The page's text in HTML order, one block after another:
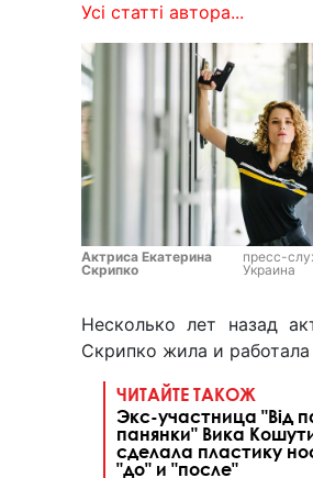
Усі статті автора...
Актриса Екатерина
Скрипко
пресс-
Украина
Несколько лет назад
Скрипко жила и работала
ЧИТАЙТЕ ТАКОЖ
Экс-участница "Від
панянки" Вика
сделала пластику
"до" и "после"